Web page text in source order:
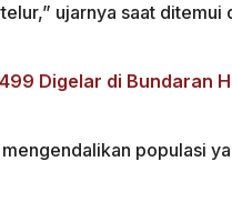
ujarnya saat ditemui
Digelar di Bundaran
populasi